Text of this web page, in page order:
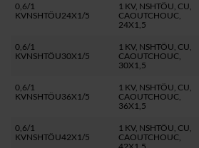
0,6/1
KVNSHTÖU24X1/5
1 KV, NSHTÖU, CU,
CAOUTCHOUC,
24X1,5
0,6/1
KVNSHTÖU30X1/5
1 KV, NSHTÖU, CU,
CAOUTCHOUC,
30X1,5
0,6/1
KVNSHTÖU36X1/5
1 KV, NSHTÖU, CU,
CAOUTCHOUC,
36X1,5
0,6/1
KVNSHTÖU42X1/5
1 KV, NSHTÖU, CU,
CAOUTCHOUC,